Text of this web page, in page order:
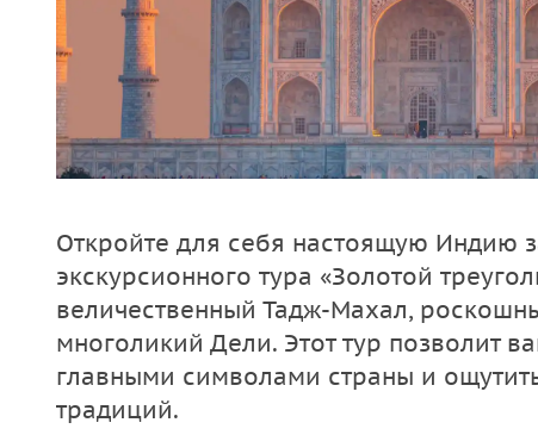
Откройте для себя настоящую Индию
экскурсионного тура «Золотой
величественный Тадж-Махал,
многоликий Дели. Этот тур позволит
главными символами страны и
традиций.